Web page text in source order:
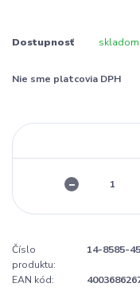
Dostupnosť skladom
Nie sme platcovia DPH
Číslo
produktu:
14-8585-
EAN kód: